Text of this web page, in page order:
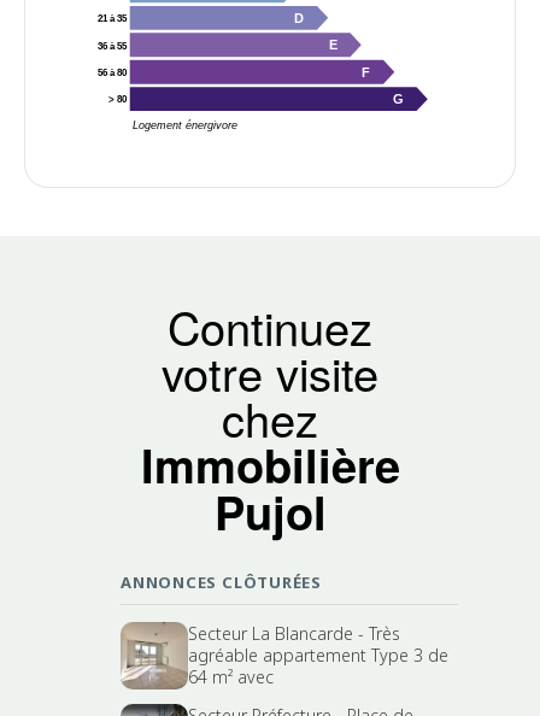
Logement énergivore
21 à 35 D
36 à 55 E
56 à 80 F
> 80 G
Continuez
votre visite
chez
Immobilière
Pujol
ANNONCES CLÔTURÉES
Secteur La Blancarde - Très
agréable appartement Type 3 de
64 m² avec